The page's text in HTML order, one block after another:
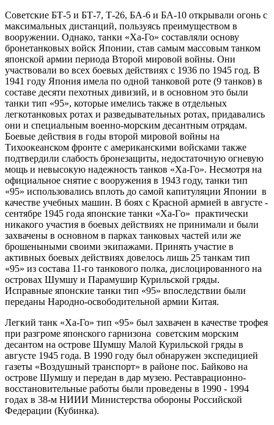
Советские БТ-5 и БТ-7, Т-26, БА-6 и БА-10 открывали огонь с
максимальных дистанций, пользуясь преимуществом в
вооружении. Однако, танки «Ха-Го» составляли основу
бронетанковых войск Японии, став самым массовым танком
японской армии периода Второй мировой войны. Они
участвовали во всех боевых действиях с 1936 по 1945 год. В
1941 году Япония имела по одной танковой роте (9 танков) в
составе десяти пехотных дивизий, и в основном это были
танки тип «95», которые имелись также в отдельных
легкотанковых ротах и разведывательных ротах, придавались
они и специальным военно-морским десантным отрядам.
Боевые действия в годы второй мировой войны на
Тихоокеанском фронте с американскими войсками также
подтвердили слабость бронезащиты, недостаточную огневую
мощь и невысокую надежность танков «Ха-Го». Несмотря на
официальное снятие с вооружения в 1943 году, танки тип
«95» использовались вплоть до самой капитуляции Японии в
качестве учебных машин. В боях с Красной армией в августе -
сентябре 1945 года японские танки «Ха-Гo» практически
никакого участия в боевых действиях не принимали и были
захвачены в основном в парках танковых частей или же
брошеныными своими экипажами. Принять участие в
активных боевых действиях довелось лишь 25 танкам тип
«95» из состава 11-го танкового полка, дислоцированного на
островах Шумшу и Парамушир Курильской гряды.
Исправные японские танки тип «95» впоследствии были
переданы Народно-освободительной армии Китая.
Легкий танк «Ха-Го» тип «95» был захвачен в качестве трофея
при разгроме японского гарнизона советским морским
десантом на острове Шумшу Малой Курильской гряды в
августе 1945 года. В 1990 году был обнаружен экспедицией
газеты «Воздушный транспорт» в районе пос. Байково на
острове Шумшу и передан в дар музею. Реставрационно-
восстановительные работы были проведены в 1990 - 1994
годах в 38-м НИИИ Министерства обороны Российской
Федерации (Кубинка).